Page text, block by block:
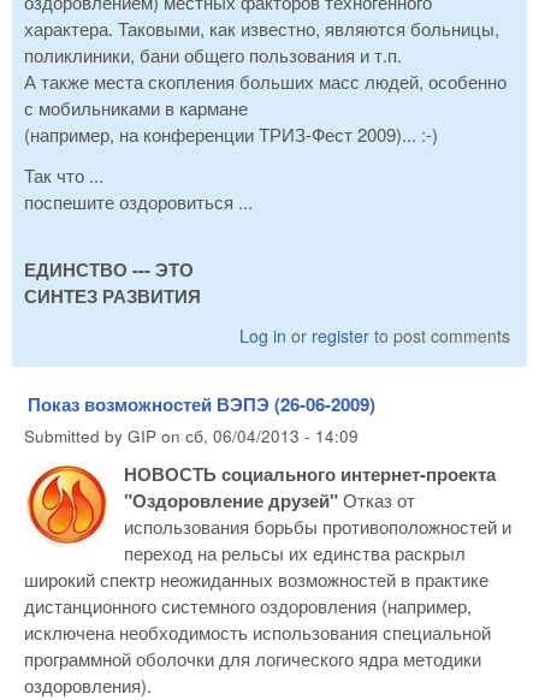
характера. Таковыми, как известно, являются больницы,
поликлиники, бани общего пользования и т.п.
А также места скопления больших масс людей, особенно
с мобильниками в кармане
(например, на конференции ТРИЗ-Фест 2009)... :-)
Так что ...
поспешите оздоровиться ...
ЕДИНСТВО --- ЭТО
СИНТЕЗ РАЗВИТИЯ
Log in or register to post comments
Показ возможностей ВЭПЭ (26-06-2009)
Submitted by GIP on сб, 06/04/2013 - 14:09
НОВОСТЬ социального интернет-проекта
"Оздоровление друзей"Отказ от
использования борьбы противоположностей и
переход на рельсы их единства раскрыл
широкий спектр неожиданных возможностей в практике
дистанционного системного оздоровления (например,
исключена необходимость использования специальной
программной оболочки для логического ядра методики
оздоровления).